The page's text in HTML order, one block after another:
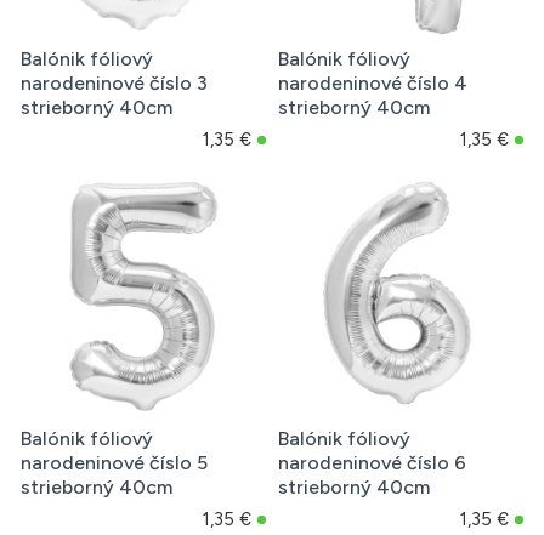
Balónik fóliový
narodeninové číslo 3
strieborný 40cm
1,35 €
Balónik fóliový
narodeninové číslo 4
strieborný 40cm
1,35 €
Balónik fóliový
narodeninové číslo 5
strieborný 40cm
1,35 €
Balónik fóliový
narodeninové číslo 6
strieborný 40cm
1,35 €